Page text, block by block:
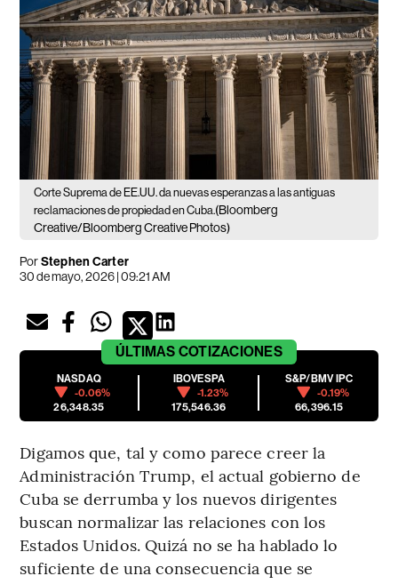
Corte Suprema de EE.UU. da nuevas esperanzas a las antiguas
reclamaciones de propiedad en Cuba.(Bloomberg
Creative/Bloomberg Creative Photos)
PorStephen Carter
30 de mayo, 2026 | 09:21 AM
ÚLTIMAS COTIZACIONES
NASDAQ
-0.06%
26,348.35
IBOVESPA
-1.23%
175,546.36
S&P/BMV IPC
-0.19%
66,396.15
Digamos que, tal y como parece creer la
Administración Trump, el actual gobierno de
Cuba se derrumba y los nuevos dirigentes
buscan normalizar las relaciones con los
Estados Unidos. Quizá no se ha hablado lo
suficiente de una consecuencia que se